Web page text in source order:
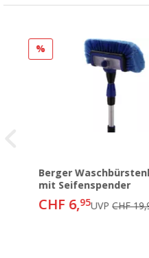
%
Berger
mit Seifenspender
CHF 6,95UVPCHF